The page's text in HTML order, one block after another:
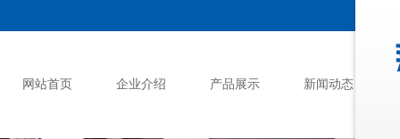
网站首页 企业介绍 产品展示 新闻动态